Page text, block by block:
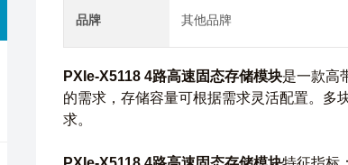
品牌 其他品牌
PXIe-X5118 4路高速固态存储模块是一款高
的需求，存储容量可根据需求灵活配置。多
求。